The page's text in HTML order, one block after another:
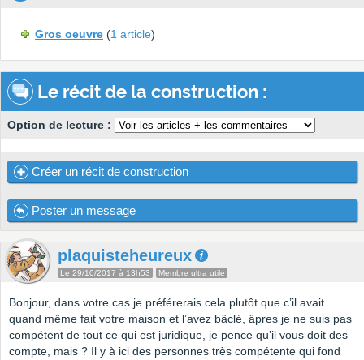
Gros oeuvre (1 article)
Le récit de la construction :
Option de lecture :
Créer un récit de construction
Poster un message
plaquisteheureux
Le 29/10/2017 à 13h53 Membre ultra utile
Bonjour, dans votre cas je préférerais cela plutôt que c’il avait
quand même fait votre maison et l’avez bâclé, âpres je ne suis pas
compétent de tout ce qui est juridique, je pence qu’il vous doit des
compte, mais ? Il y à ici des personnes très compétente qui fond